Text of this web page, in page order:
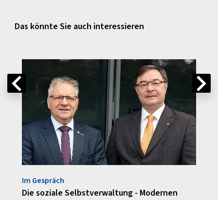
Das könnte Sie auch interessieren
Im Gespräch
Die soziale Selbstverwaltung - Modernen